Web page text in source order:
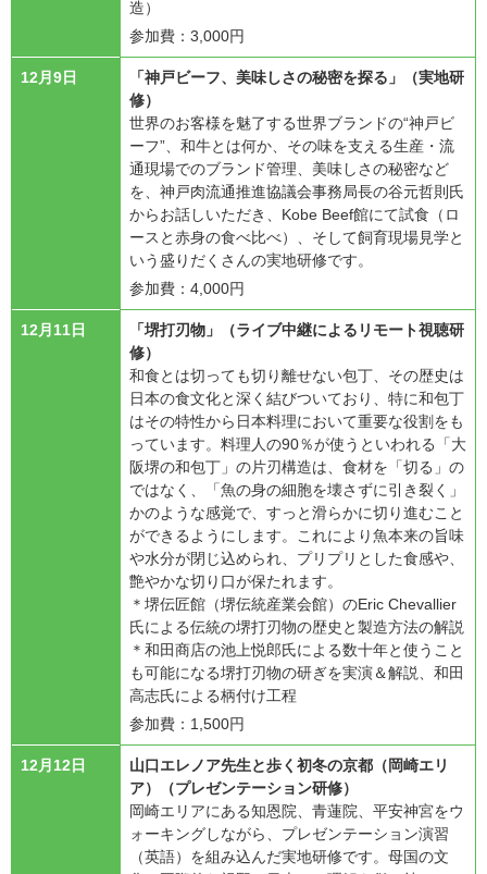
造）
参加費：3,000円
12月9日
「神戸ビーフ、美味しさの秘密を探る」（実地研
修）
世界のお客様を魅了する世界ブランドの“神戸ビ
ーフ”、和牛とは何か、その味を支える生産・流
通現場でのブランド管理、美味しさの秘密など
を、神戸肉流通推進協議会事務局長の谷元哲則氏
からお話しいただき、Kobe Beef館にて試食（ロ
ースと赤身の食べ比べ）、そして飼育現場見学と
いう盛りだくさんの実地研修です。
参加費：4,000円
12月11日
「堺打刃物」（ライブ中継によるリモート視聴研
修）
和食とは切っても切り離せない包丁、その歴史は
日本の食文化と深く結びついており、特に和包丁
はその特性から日本料理において重要な役割をも
っています。料理人の90％が使うといわれる「大
阪堺の和包丁」の片刃構造は、食材を「切る」の
ではなく、「魚の身の細胞を壊さずに引き裂く」
かのような感覚で、すっと滑らかに切り進むこと
ができるようにします。これにより魚本来の旨味
や水分が閉じ込められ、プリプリとした食感や、
艶やかな切り口が保たれます。
＊堺伝匠館（堺伝統産業会館）のEric Chevallier
氏による伝統の堺打刃物の歴史と製造方法の解説
＊和田商店の池上悦郎氏による数十年と使うこと
も可能になる堺打刃物の研ぎを実演＆解説、和田
高志氏による柄付け工程
参加費：1,500円
12月12日
山口エレノア先生と歩く初冬の京都（岡崎エリ
ア）（プレゼンテーション研修）
岡崎エリアにある知恩院、青蓮院、平安神宮をウ
ォーキングしながら、プレゼンテーション演習
（英語）を組み込んだ実地研修です。母国の文